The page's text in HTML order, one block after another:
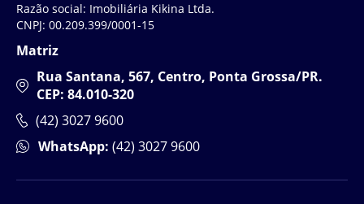
Razão social: Imobiliária Kikina Ltda.
CNPJ: 00.209.399/0001-15
Matriz
Rua Santana, 567, Centro, Ponta Grossa/PR.
CEP: 84.010-320
(42) 3027 9600
WhatsApp: (42) 3027 9600